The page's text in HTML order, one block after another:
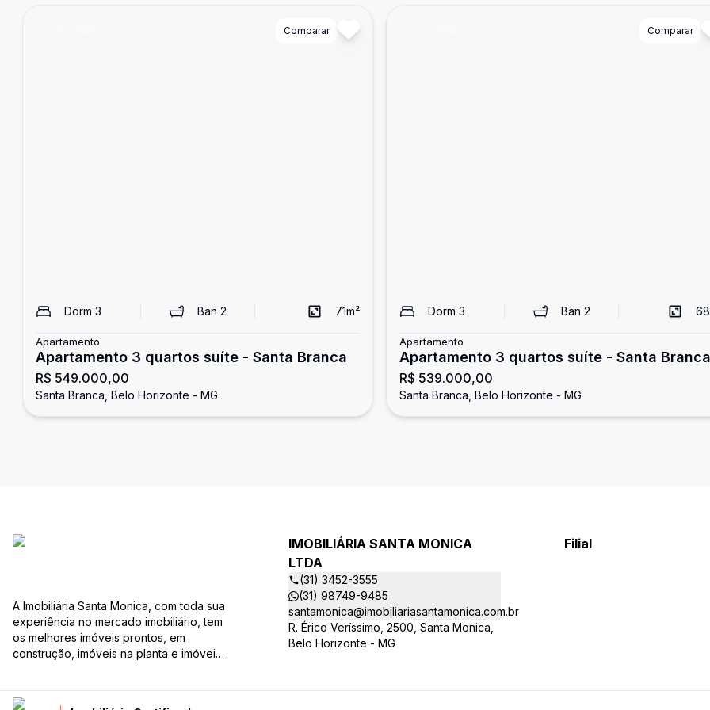
Comparar
Dorm 3 Ban2 71m²
Apartamento
Apartamento 3 quartos suíte - Santa Branca
R$ 549.000,00
Santa Branca, Belo Horizonte - MG
Comparar
Dorm 3 Ban 2 68
Apartamento
Apartamento 3 quartos suíte - Santa Branca
R$ 539.000,00
Santa Branca, Belo Horizonte - MG
A Imobiliária Santa Monica, com toda sua
experiência no mercado imobiliário, tem
os melhores imóveis prontos, em
construção, imóveis na planta e imóveis
dimensões para melhor atender as suas
IMOBILIÁRIA SANTA MONICA
LTDA
(31) 3452-3555
(31) 98749-9485
santamonica@imobiliariasantamonica.com.br
R. Érico Veríssimo, 2500, Santa Monica,
Belo Horizonte - MG
Filial